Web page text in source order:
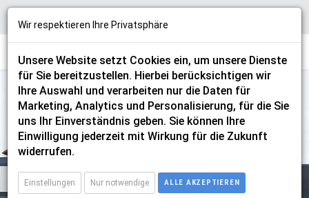
saab
Wir respektieren Ihre Privatsphäre
Unsere Website setzt Cookies ein, um unsere Dienste
für Sie bereitzustellen. Hierbei berücksichtigen wir
Ihre Auswahl und verarbeiten nur die Daten für
Marketing, Analytics und Personalisierung, für die Sie
uns Ihr Einverständnis geben. Sie können Ihre
Einwilligung jederzeit mit Wirkung für die Zukunft
widerrufen.
Einstellungen Nur notwendige ALLE AKZEPTIEREN